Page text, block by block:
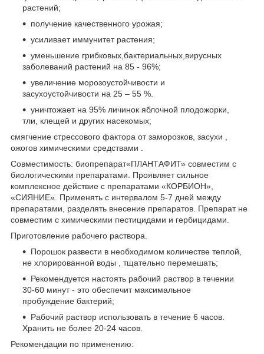
растений;
получение качественного урожая;
усиливает иммунитет растения;
уменьшение грибковых,бактериальных,вирусных
заболеваний растений на 85 - 96%;
увеличение морозоустойчивости и
засухоустойчивости на 25 – 55 %.
уничтожает на 95% личинок яблочной плодожорки,
тли, клещей и других насекомых;
смягчение стрессового фактора от заморозков, засухи ,
ожогов химическими средствами .
Совместимость: биопрепарат«ПЛАНТАФИТ» совместим с
биологическими препаратами. Проявляет сильное
комплексное действие с препаратами «КОРБИОН»,
«СИЯНИЕ». Применять с интервалом 5-7 дней между
препаратами, разделять внесение препаратов. Препарат не
совместим с химическими пестицидами и гербицидами.
Приготовление рабочего раствора.
Порошок развести в необходимом количестве теплой,
не хлорированной воды , тщательно перемешать;
Рекомендуется настоять рабочий раствор в течении
30-60 минут - это обеспечит максимальное
пробуждение бактерий;
Рабочий раствор использовать в течение 6 часов.
Хранить не более 20-24 часов.
Рекомендации по применению: